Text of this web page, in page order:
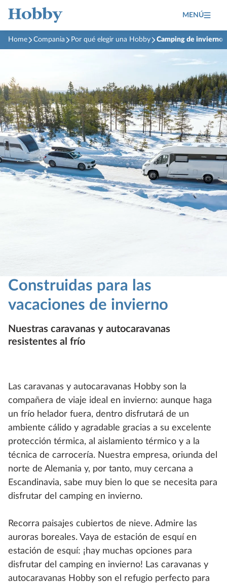
MENÚ
Home Compania Por qué elegir una Hobby Camping de invierno
Construidas para las
vacaciones de invierno
Nuestras caravanas y autocaravanas
resistentes al frío
Las caravanas y autocaravanas Hobby son la
compañera de viaje ideal en invierno: aunque haga
un frío helador fuera, dentro disfrutará de un
ambiente cálido y agradable gracias a su excelente
protección térmica, al aislamiento térmico y a la
técnica de carrocería. Nuestra empresa, oriunda del
norte de Alemania y, por tanto, muy cercana a
Escandinavia, sabe muy bien lo que se necesita para
disfrutar del camping en invierno.
Recorra paisajes cubiertos de nieve. Admire las
auroras boreales. Vaya de estación de esquí en
estación de esquí: ¡hay muchas opciones para
disfrutar del camping en invierno! Las caravanas y
autocaravanas Hobby son el refugio perfecto para